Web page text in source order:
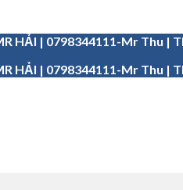
HẢI | 0798344111-Mr Thu |
HẢI | 0798344111-Mr Thu |